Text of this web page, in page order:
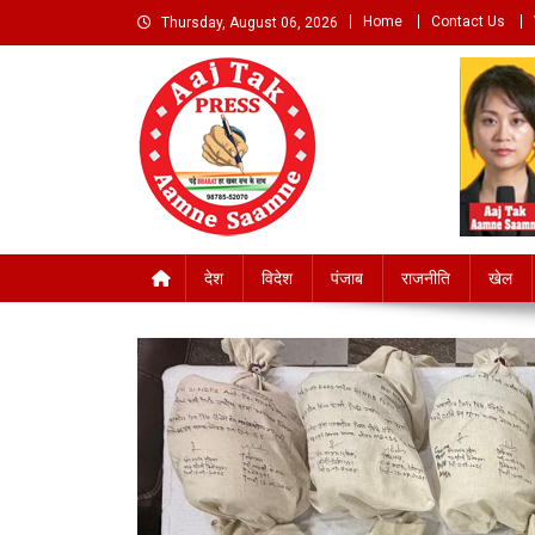
to
Thursday, August 06, 2026 Home Contact Us
Aaj Tak Aamne
देश विदेश पंजाब राजनीति खेल